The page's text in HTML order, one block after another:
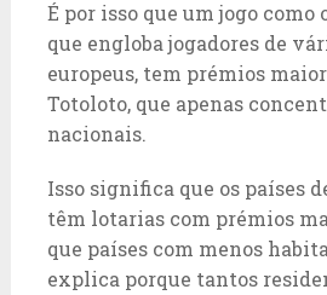
É por isso que um jogo como
que engloba jogadores de
europeus, tem prémios
Totoloto, que apenas
nacionais.
Isso significa que os países
têm lotarias com prémios
que países com menos
explica porque tantos